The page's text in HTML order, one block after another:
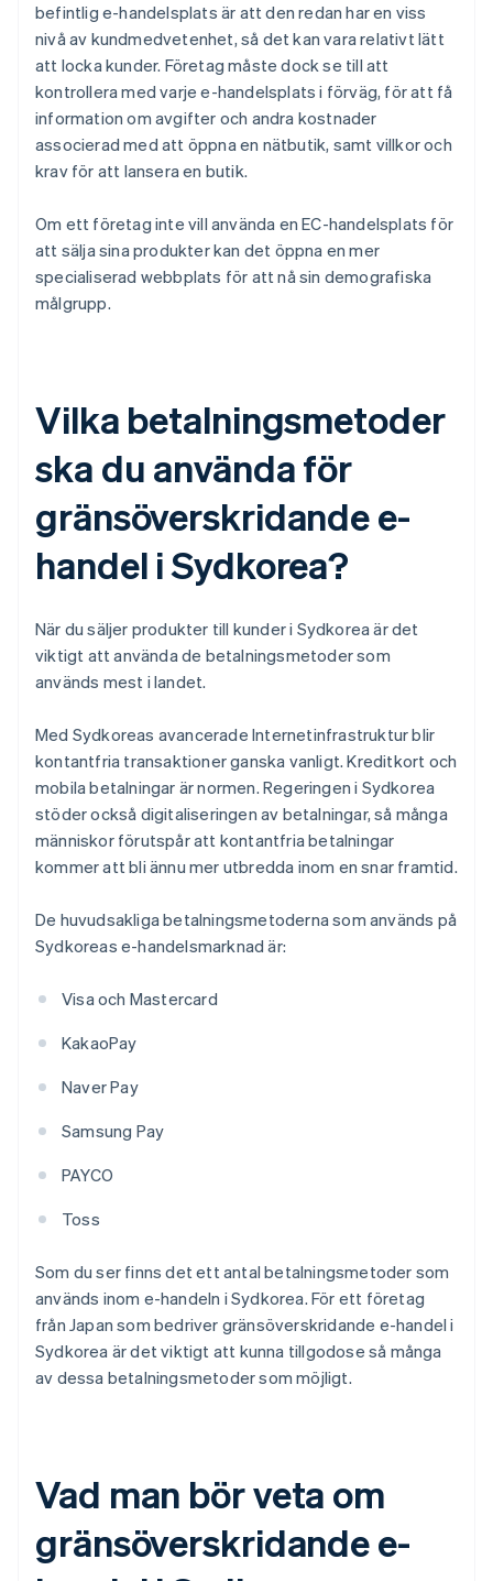
befintlig e-handelsplats är att den redan har en viss
nivå av kundmedvetenhet, så det kan vara relativt lätt
att locka kunder. Företag måste dock se till att
kontrollera med varje e-handelsplats i förväg, för att få
information om avgifter och andra kostnader
associerad med att öppna en nätbutik, samt villkor och
krav för att lansera en butik.
Om ett företag inte vill använda en EC-handelsplats för
att sälja sina produkter kan det öppna en mer
specialiserad webbplats för att nå sin demografiska
målgrupp.
Vilka betalningsmetoder
ska du använda för
gränsöverskridande e-
handel i Sydkorea?
När du säljer produkter till kunder i Sydkorea är det
viktigt att använda de betalningsmetoder som
används mest i landet.
Med Sydkoreas avancerade Internetinfrastruktur blir
kontantfria transaktioner ganska vanligt. Kreditkort och
mobila betalningar är normen. Regeringen i Sydkorea
stöder också digitaliseringen av betalningar, så många
människor förutspår att kontantfria betalningar
kommer att bli ännu mer utbredda inom en snar framtid.
De huvudsakliga betalningsmetoderna som används på
Sydkoreas e-handelsmarknad är:
Visa och Mastercard
KakaoPay
Naver Pay
Samsung Pay
PAYCO
Toss
Som du ser finns det ett antal betalningsmetoder som
används inom e-handeln i Sydkorea. För ett företag
från Japan som bedriver gränsöverskridande e-handel i
Sydkorea är det viktigt att kunna tillgodose så många
av dessa betalningsmetoder som möjligt.
Vad man bör veta om
gränsöverskridande e-